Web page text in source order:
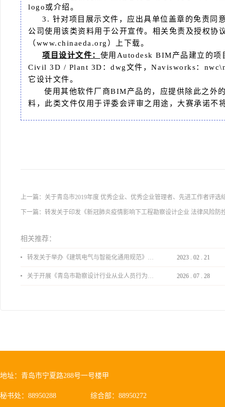
logo或介绍。
3. 针对项目展示文件，应出具单位盖章的免责同
公司使用该类资料用于公开宣传。相关免责及授权协
（www.chinaeda.org）上下载。
项目设计文件： 使用Autodesk BIM产品建立的
Civil 3D / Plant 3D：dwg文件，Navisworks：
它设计文件。
使用其他软件厂商BIM产品的，应提供除此之外
料，此类文件仅用于评委会评审之用途，大赛承诺不
上一篇： 关于青岛市2019年度 优秀企业、优秀企业管理者、先进工作者评选
下一篇： 转发关于印发《新冠肺炎疫情影响下工程勘察设计企业 法律风险防
相关推荐：
转发关于举办《建筑电气与智能化通用规范》 GB55024-2022公益宣贯的通知 2023 . 02 . 21
关于开展《青岛市勘察设计行业从业人员行为导则》、《青岛市住宅工程设计审查品质提升指引（2026版）》宣贯活动的通知 2026 . 07 . 28
地址：青岛市宁夏路288号一号楼甲
秘书处：88950288 综合部：88950272